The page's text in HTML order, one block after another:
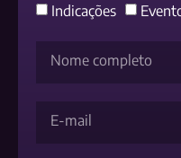
Indicações